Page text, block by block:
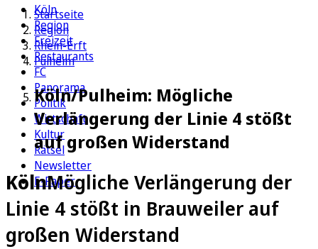
Köln
Region
Freizeit
Restaurants
FC
Panorama
Politik
Wirtschaft
Kultur
Rätsel
Newsletter
E-Paper
Startseite
Region
Rhein-Erft
Pulheim
Köln/Pulheim: Mögliche
Verlängerung der Linie 4 stößt
auf großen Widerstand
KölnMögliche Verlängerung der
Linie 4 stößt in Brauweiler auf
großen Widerstand